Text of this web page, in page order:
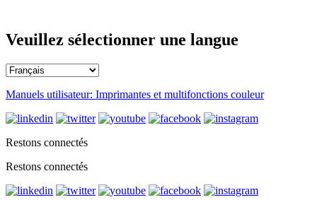
Veuillez sélectionner une langue
Manuels utilisateur: Imprimantes et multifonctions couleur
Restons connectés
Restons connectés